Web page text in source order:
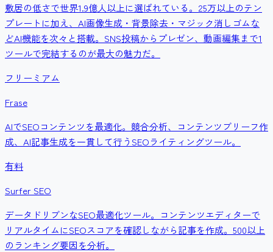
敷居の低さで世界1.9億人以上に選ばれている。25万以上のテン
プレートに加え、AI画像生成・背景除去・マジック消しゴムな
どAI機能を次々と搭載。SNS投稿からプレゼン、動画編集まで1
ツールで完結するのが最大の魅力だ。
フリーミアム
Frase
AIでSEOコンテンツを最適化。競合分析、コンテンツブリーフ作
成、AI記事生成を一貫して行うSEOライティングツール。
有料
Surfer SEO
データドリブンなSEO最適化ツール。コンテンツエディターで
リアルタイムにSEOスコアを確認しながら記事を作成。500以上
のランキング要因を分析。